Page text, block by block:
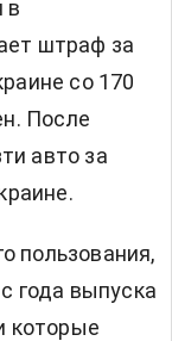
в
штраф за
со 170
После
авто за
пользования,
года выпуска
которые